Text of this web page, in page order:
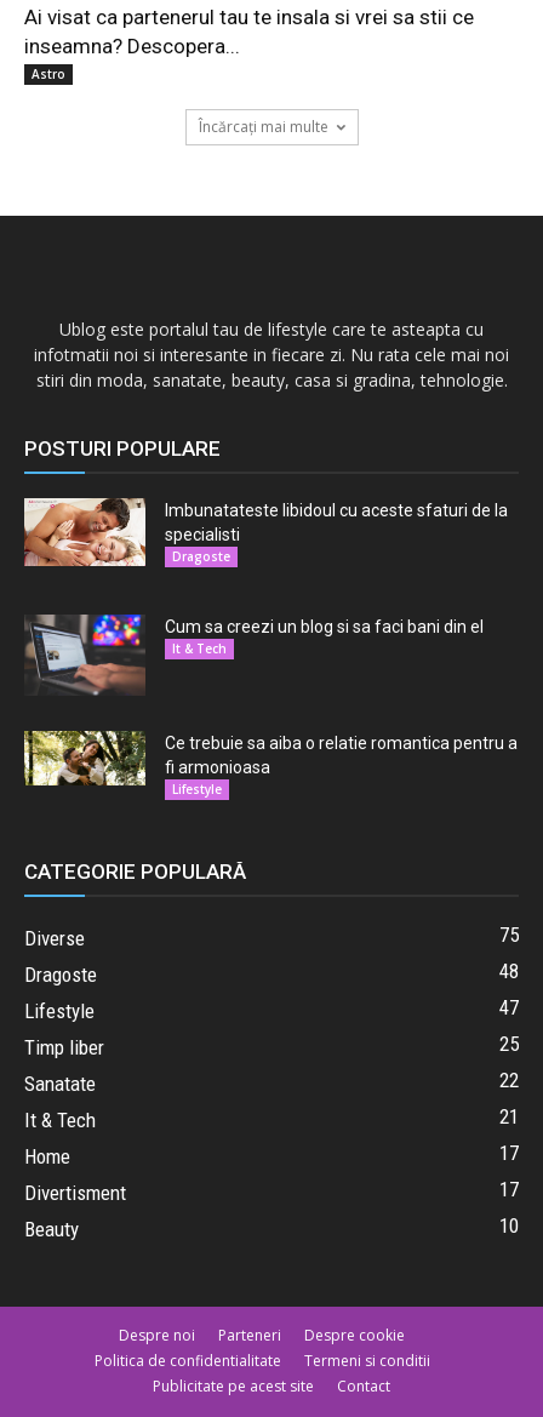
Ai visat ca partenerul tau te insala si vrei sa stii ce
inseamna? Descopera...
Astro
Încărcați mai multe
Ublog este portalul tau de lifestyle care te asteapta cu
infotmatii noi si interesante in fiecare zi. Nu rata cele mai noi
stiri din moda, sanatate, beauty, casa si gradina, tehnologie.
POSTURI POPULARE
Imbunatateste libidoul cu aceste sfaturi de la
specialisti
Dragoste
Cum sa creezi un blog si sa faci bani din el
It & Tech
Ce trebuie sa aiba o relatie romantica pentru a
fi armonioasa
Lifestyle
CATEGORIE POPULARĂ
Diverse
75
Dragoste
48
Lifestyle
47
Timp liber
25
Sanatate
22
It & Tech
21
Home
17
Divertisment
17
Beauty
10
Despre noi Parteneri
Despre cookie
Politica de confidentialitate
Termeni si conditii
Publicitate pe acest site
Contact